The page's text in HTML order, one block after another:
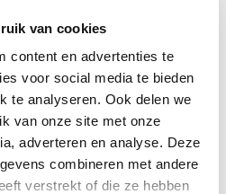
van cookies
content en advertenties te
voor social media te bieden
te analyseren. Ook delen we
van onze site met onze
adverteren en analyse. Deze
combineren met andere
verstrekt of die ze hebben
en kwetsbare banen: in
4,6 procent hoger dan bij
vooruitgang
je bedrijven dan zo ver
met gender en de positie